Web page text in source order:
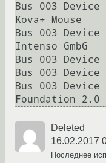
Bus 003 Device
Kova+ Mouse
Bus 003
Intenso GmbG
Bus 003 Device
Bus 003 Device
Bus 003
Foundation 2.0
Deleted
16.02.2017
Последнее